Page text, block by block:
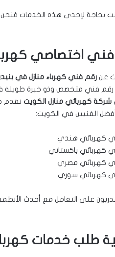
بحاجة لإحدى هذه الخدمات
اختصاصي
عن رقم فني كهرباء منازل في
فني متخصص وذو خبرة طويلة
شركة كهربائي منازل الكويت نقدم
الفنيين في الكويت:
كهربائي هندي
كهربائي باكستاني
كهربائي مصري
كهربائي سوري
على التعامل مع أحدث
طلب خدمات